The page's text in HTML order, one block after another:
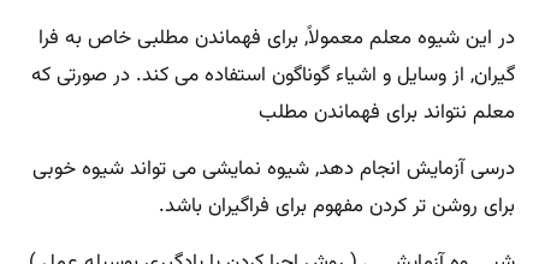
در این شیوه معلم معمولاً, برای فهماندن مطلبی خاص به فرا
گیران, از وسایل و اشیاء گوناگون استفاده می کند. در صورتی که
معلم نتواند برای فهماندن مطلب
درسی آزمایش انجام دهد, شیوه نمایشی می تواند شیوه خوبی
برای روشن تر کردن مفهوم برای فراگیران باشد.